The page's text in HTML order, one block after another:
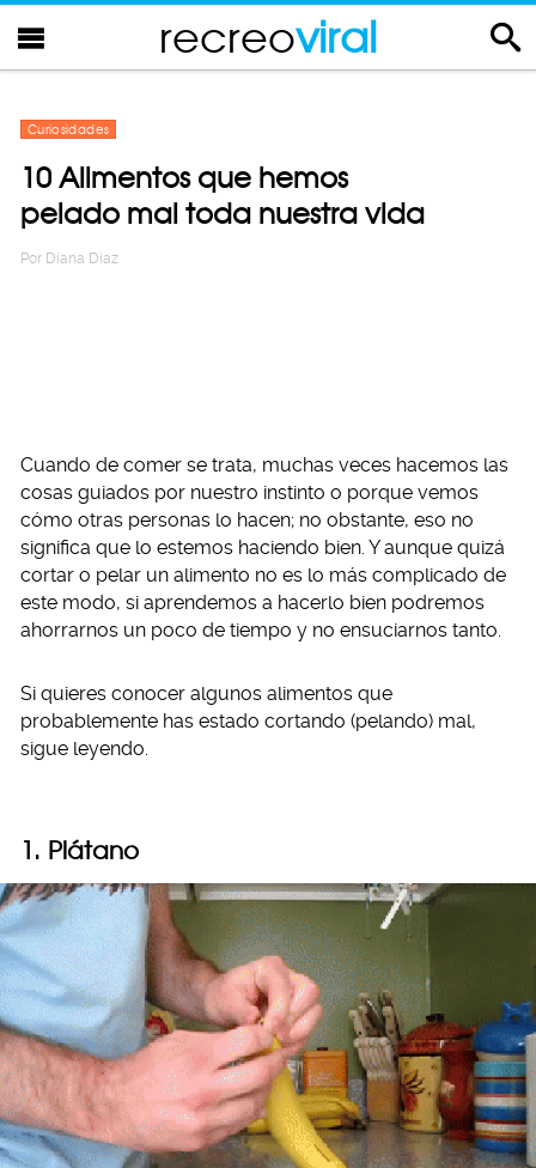
recreoviral
Curiosidades
10 Alimentos que hemos
pelado mal toda nuestra vida
Por Diana Diaz
Cuando de comer se trata, muchas veces hacemos las
cosas guiados por nuestro instinto o porque vemos
cómo otras personas lo hacen; no obstante, eso no
significa que lo estemos haciendo bien. Y aunque quizá
cortar o pelar un alimento no es lo más complicado de
este modo, si aprendemos a hacerlo bien podremos
ahorrarnos un poco de tiempo y no ensuciarnos tanto.
Si quieres conocer algunos alimentos que
probablemente has estado cortando (pelando) mal,
sigue leyendo.
1. Plátano